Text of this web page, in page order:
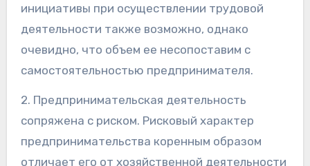
инициативы при осуществлении трудовой
деятельности также возможно, однако
очевидно, что объем ее несопоставим с
самостоятельностью предпринимателя.
2. Предпринимательская деятельность
сопряжена с риском. Рисковый характер
предпринимательства коренным образом
отличает его от хозяйственной деятельности